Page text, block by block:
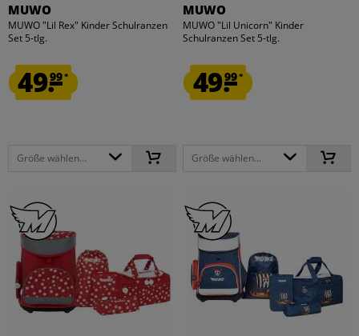
MUWO
MUWO "Lil Rex" Kinder Schulranzen
Set 5-tlg.
49.99*
Größe wählen...
MUWO
MUWO "Lil Unicorn" Kinder
Schulranzen Set 5-tlg.
49.99*
Größe wählen...